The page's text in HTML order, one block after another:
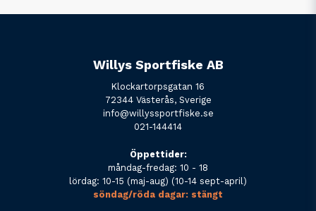
Willys Sportfiske AB
Klockartorpsgatan 16
72344 Västerås, Sverige
info@willyssportfiske.se
021-144414
Öppettider:
måndag-fredag: 10 - 18
lördag: 10-15 (maj-aug) (10-14 sept-april)
söndag/röda dagar: stängt